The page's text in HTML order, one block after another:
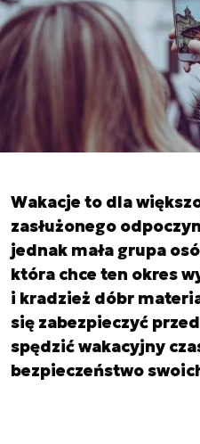
Wakacje to dla
zasłużonego
jednak mała grupa
która chce ten okres
i kradzież dóbr
się zabezpieczyć
spędzić wakacyjny
bezpieczeństwo